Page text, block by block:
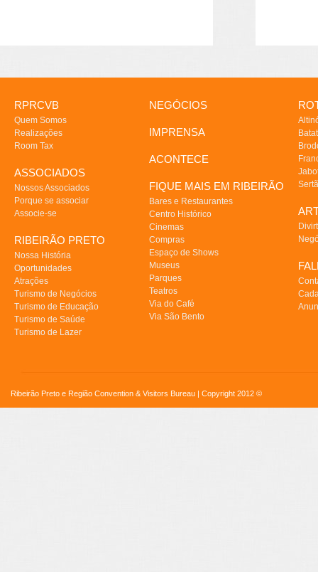
RPRCVB
Quem Somos
Realizações
Room Tax
ASSOCIADOS
Nossos Associados
Porque se associar
Associe-se
RIBEIRÃO PRETO
Nossa História
Oportunidades
Atrações
Turismo de Negócios
Turismo de Educação
Turismo de Saúde
Turismo de Lazer
NEGÓCIOS
IMPRENSA
ACONTECE
FIQUE MAIS EM RIBEIRÃO
Bares e Restaurantes
Centro Histórico
Cinemas
Compras
Espaço de Shows
Museus
Parques
Teatros
Via do Café
Via São Bento
Ribeirão Preto e Região Convention & Visitors Bureau | Copyright 2012 ©